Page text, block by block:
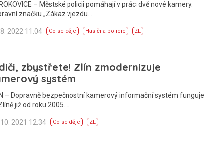
– Městské policii pomáhají v práci dvě nové kamery.
značku „Zákaz vjezdu…
2022 11:04 Co se děje Hasiči a policie ZL
zbystřete! Zlín zmodernizuje
systém
– Dopravně bezpečnostní kamerový informační systém funguje
již od roku 2005.…
2021 12:34 Co se děje ZL